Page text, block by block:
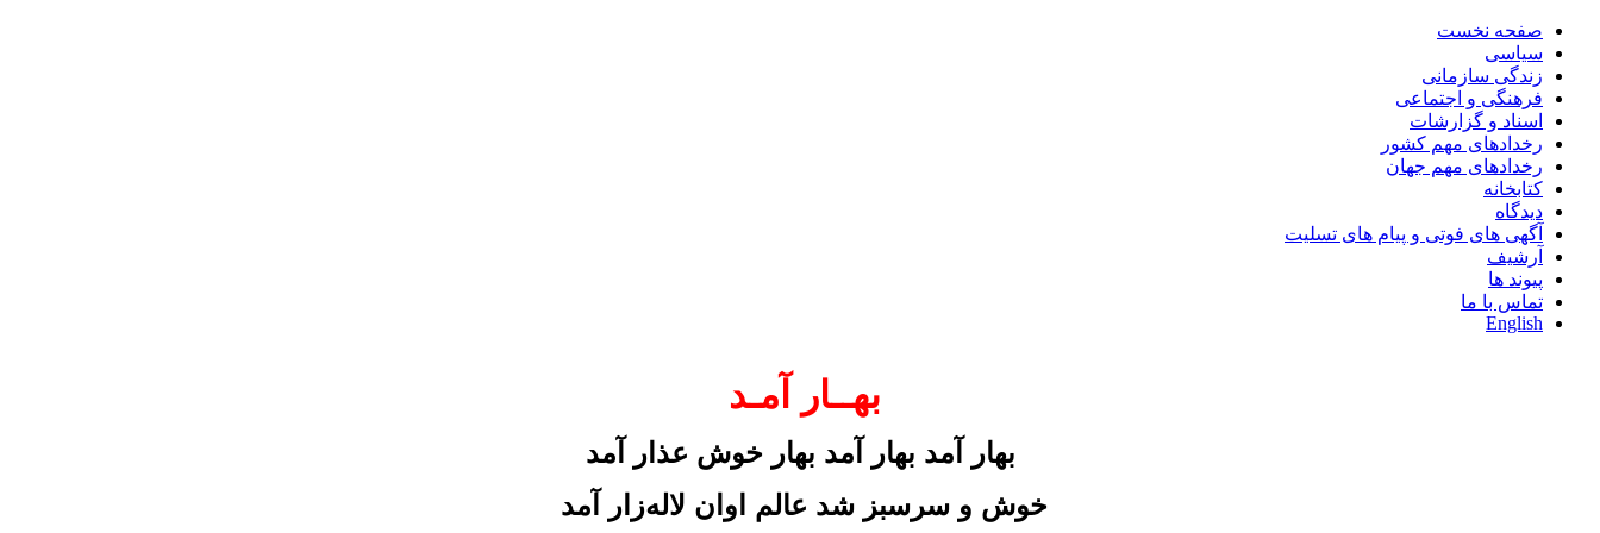
صفحه نخست
سیاسی
زندگی سازمانی
فرهنگی و اجتماعی
اسناد و گزارشات
رخدادهای مهم کشور
رخدادهای مهم جهان
کتابخانه
دیدگاه
آگهی های فوتی و پیام های تسلیت
آرشیف
پیوند ها
تماس با ما
English
بهــار آمـد
بهار آمد بهار آمد بهار خوش عذار آمد
خوش و سرسبز شد عالم اوان لاله‌زار آمد